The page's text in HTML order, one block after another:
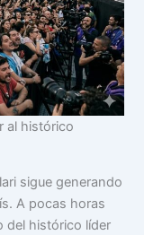
al histórico
sigue generando
A pocas horas
del histórico líder